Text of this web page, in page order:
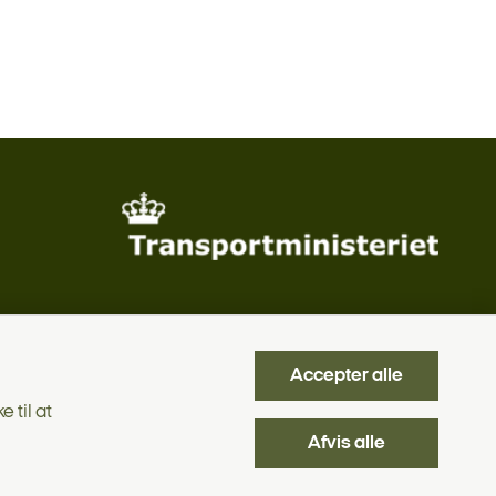
til at
Accepter alle
Afvis alle